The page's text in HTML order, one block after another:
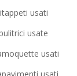
usati
usate
usati